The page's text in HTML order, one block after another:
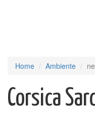
Home Ambiente
Corsica